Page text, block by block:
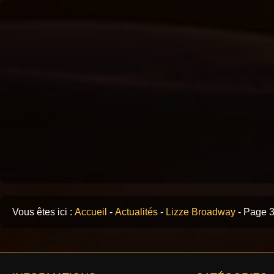
Vous êtes ici : Accueil - Actualités - Lizze Broadway - Page 3